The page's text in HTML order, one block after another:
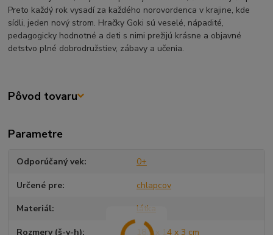
Preto každý rok vysadí za každého norovordenca v krajine, kde
sídli, jeden nový strom. Hračky Goki sú veselé, nápadité,
pedagogicky hodnotné a deti s nimi prežijú krásne a objavné
detstvo plné dobrodružstiev, zábavy a učenia.
Pôvod tovaru
Parametre
Odporúčaný vek 0+
Určené pre chlapcov
Materiál látka
Rozmery (š-v-h) 18,5 x 14 x 3 cm